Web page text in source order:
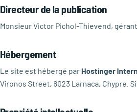
Directeur de la publication
Monsieur Victor Pichol-Thievend, gérant.
Hébergement
Le site est hébergé par Hostinger
Vironos Street, 6023 Larnaca, Chypre.